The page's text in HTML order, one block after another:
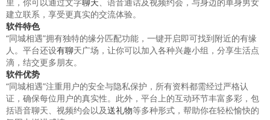
建立联系，享受更真实的交流体验。
软件特色
“同城相遇”拥有独特的缘分匹配功能，一键开启即可找到附近的有缘
人。平台还设有聊天广场，让你可以加入各种兴趣小组，分享生活点
滴，结交更多朋友。
软件优势
“同城相遇”注重用户的安全与隐私保护，所有资料都需经过严格认
证，确保每位用户的真实性。此外，平台上的互动环节丰富多彩，包
括语音聊天、视频约会以及送礼物等多种形式，帮助你在轻松愉快的